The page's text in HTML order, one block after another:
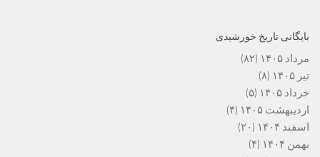
بایگانی تاریخ خورشیدی
مرداد ۱۴۰۵
(۸۲)
تیر ۱۴۰۵
(۸)
خرداد ۱۴۰۵
(۵)
اردیبهشت ۱۴۰۵
(۴)
اسفند ۱۴۰۴
(۲۰)
بهمن ۱۴۰۴
(۴)